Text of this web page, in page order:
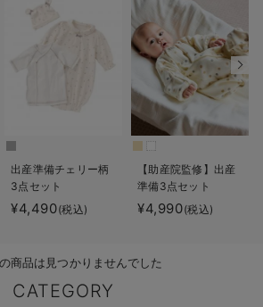
児・ベビー）
）
パジャマ
お掃除
キンケア
ス
ス
マ
！本当に必要な出産準備品
ーアイテム
かわいくておもしろ
何枚あっても嬉しい
長く使えるアイテム
お部屋映えアイテム
出産準備チェリー柄
3点セット
¥4,490(税込)
【助産院監修】出産
準備3点セット
¥4,990(税込)
商品は見つかりませんでした
CATEGORY